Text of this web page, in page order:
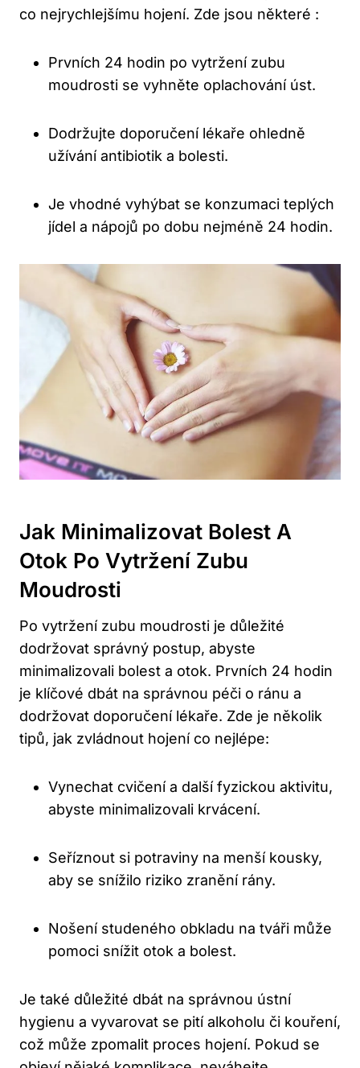
co nejrychlejšímu hojení. Zde jsou některé :
Prvních 24 hodin po vytržení zubu
moudrosti se vyhněte oplachování úst.
Dodržujte doporučení lékaře ohledně
užívání antibiotik a bolesti.
Je vhodné vyhýbat se konzumaci teplých
jídel a nápojů po dobu nejméně 24 hodin.
Jak Minimalizovat Bolest A
Otok Po Vytržení Zubu
Moudrosti
Po vytržení zubu moudrosti je důležité
dodržovat správný postup, abyste
minimalizovali bolest a otok. Prvních 24 hodin
je klíčové dbát na správnou péči o ránu a
dodržovat doporučení lékaře. Zde je několik
tipů, jak zvládnout hojení co nejlépe:
Vynechat cvičení a další fyzickou aktivitu,
abyste minimalizovali krvácení.
Seříznout si potraviny na menší kousky,
aby se snížilo riziko zranění rány.
Nošení studeného obkladu na tváři může
pomoci snížit otok a bolest.
Je také důležité dbát na správnou ústní
hygienu a vyvarovat se pití alkoholu či kouření,
což může zpomalit proces hojení. Pokud se